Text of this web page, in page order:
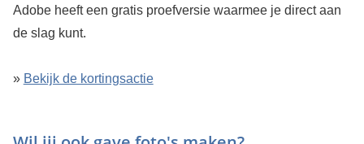
Adobe heeft een gratis proefversie waarmee je direct aan
de slag kunt.
» Bekijk de kortingsactie